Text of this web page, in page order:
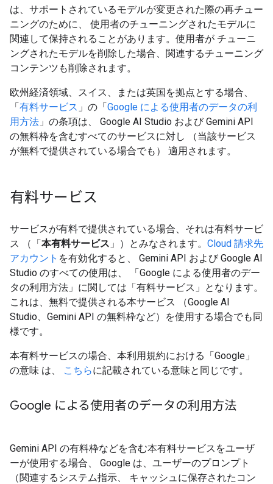
は、サポートされているモデルが変更された際の再チュー
ニングのために、 使用者のチューニングされたモデルに
関連して保持されることがあります。使用者が チューニ
ングされたモデルを削除した場合、関連するチューニング
コンテンツも削除されます。
欧州経済領域、スイス、または英国を拠点とする場合、
「有料サービス 」の「Google による使用者のデータの利
用方法 」の条項は、 Google AI Studio および Gemini API
の無料枠を含むすべてのサービスに対し （当該サービス
が無料で提供されている場合でも） 適用されます。
有料サービス
サービスが有料で提供されている場合、それは有料サービ
ス （「本有料サービス 」）とみなされます。 Cloud 請求先
アカウント を有効化すると、 Gemini API および Google AI
Studio のすべての使用は、 「Google による使用者のデー
タの利用方法」に関しては「有料サービス」となります。
これは、無料で提供される本サービス （Google AI
Studio、Gemini API の無料枠など）を使用する場合でも同
様です。
本有料サービスの場合、本利用規約における「Google」
の意味 は、
こちらに記載されている意味と同じです。
Google による使用者のデータの利用方法
Gemini API の有料枠などを含む本有料サービスをユーザ
ーが使用する場合、 Google は、ユーザーのプロンプト
（関連するシステム指示、 キャッシュに保存されたコン